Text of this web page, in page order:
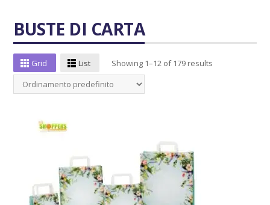
BUSTE DI CARTA
Grid List Showing 1–12 of 179 results